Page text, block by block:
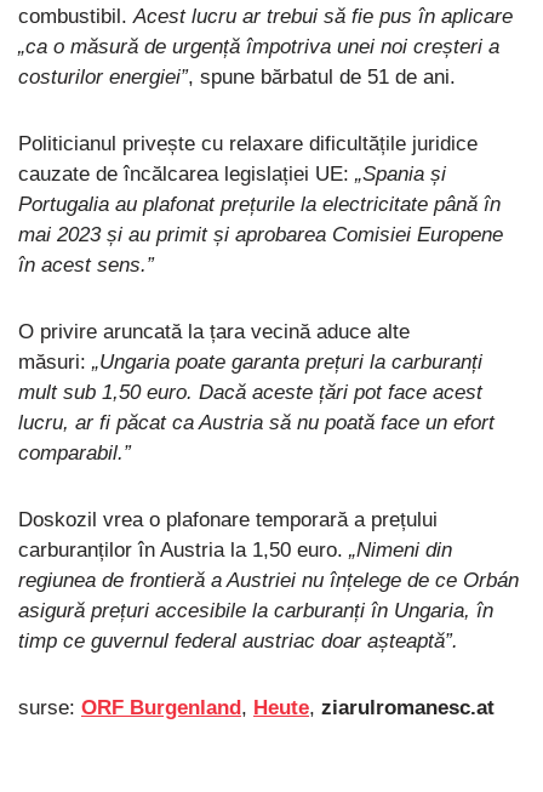
combustibil.Acest lucru ar trebui să fie pus în aplicare
„ca o măsură de urgență împotriva unei noi creșteri a
costurilor energiei”, spune bărbatul de 51 de ani.
Politicianul privește cu relaxare dificultățile juridice
cauzate de încălcarea legislației UE: „Spania și
Portugalia au plafonat prețurile la electricitate până în
mai 2023 și au primit și aprobarea Comisiei Europene
în acest sens.”
O privire aruncată la țara vecină aduce alte
măsuri: „Ungaria poate garanta prețuri la carburanți
mult sub 1,50 euro. Dacă aceste țări pot face acest
lucru, ar fi păcat ca Austria să nu poată face un efort
comparabil.”
Doskozil vrea o plafonare temporară a prețului
carburanților în Austria la 1,50 euro. „Nimeni din
regiunea de frontieră a Austriei nu înțelege de ce Orbán
asigură prețuri accesibile la carburanți în Ungaria, în
timp ce guvernul federal austriac doar așteaptă”.
surse: ORF Burgenland , Heute, ziarulromanesc.at